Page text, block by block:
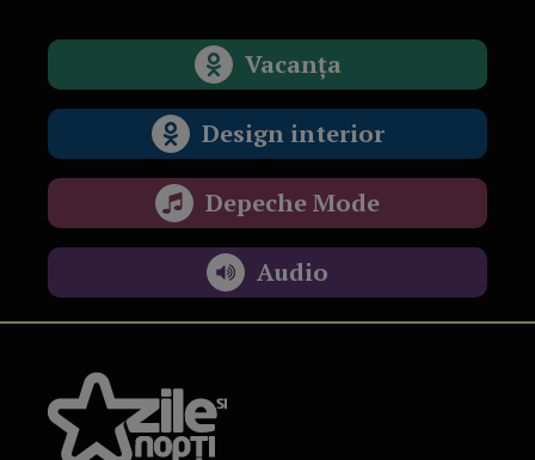
Vacanța
Design interior
Depeche Mode
Audio